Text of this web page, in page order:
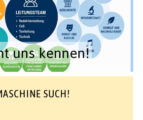
uns kennen!
SUCH!